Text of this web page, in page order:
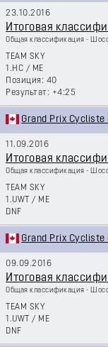
23.10.2016
Итоговая
Общая классификация -
TEAM SKY
1.HC / ME
40
+4:25
Grand Prix Cycliste
11.09.2016
Итоговая
Общая классификация -
TEAM SKY
1.UWT / ME
DNF
Grand Prix Cycliste
09.09.2016
Итоговая
Общая классификация -
TEAM SKY
1.UWT / ME
DNF